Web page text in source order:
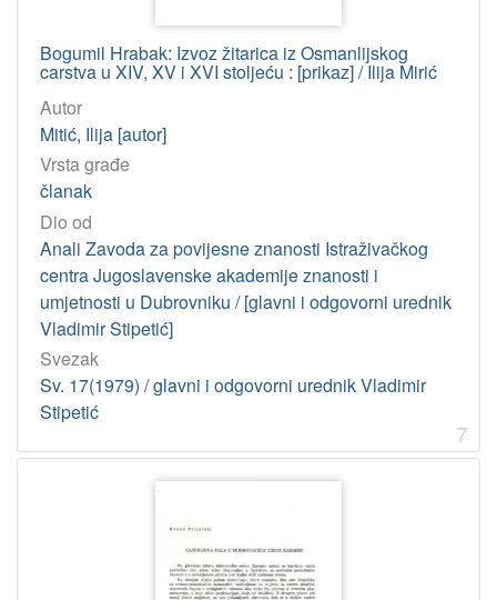
Bogumil Hrabak: Izvoz žitarica iz Osmanlijskog
carstva u XIV, XV i XVI stoljeću : [prikaz] / Ilija Mirić
Autor
Mitić, Ilija [autor]
Vrsta građe
članak
Dio od
Anali Zavoda za povijesne znanosti Istraživačkog
centra Jugoslavenske akademije znanosti i
umjetnosti u Dubrovniku / [glavni i odgovorni urednik
Vladimir Stipetić]
Svezak
Sv. 17(1979) / glavni i odgovorni urednik Vladimir
Stipetić
7